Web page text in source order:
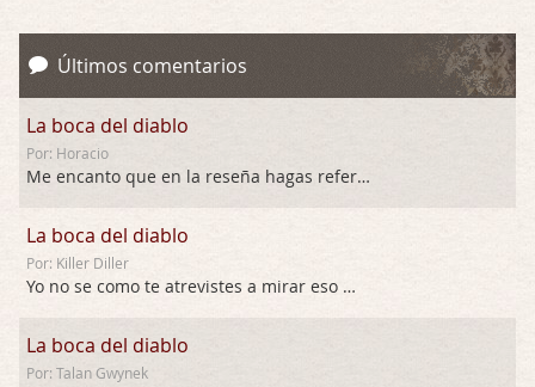
Últimos comentarios
La boca del diablo
Por: Horacio
Me encanto que en la reseña hagas referen …
La boca del diablo
Por: Killer Diller
Yo no se como te atrevistes a mirar eso …
La boca del diablo
Por: Talan Gwynek